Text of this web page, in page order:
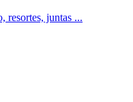
resortes, juntas ...